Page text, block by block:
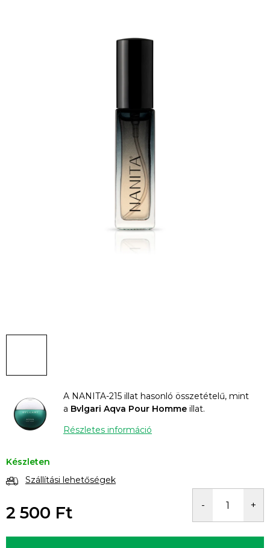
A NANITA-215 illat hasonló összetételű, mint
a Bvlgari Aqva Pour Homme illat.
Részletes információ
Készleten
Szállítási lehetőségek
2 500 Ft